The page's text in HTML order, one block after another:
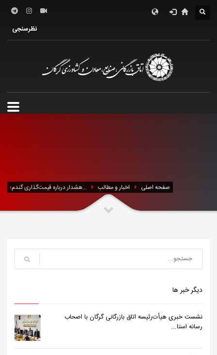
درباره اتاق
معرفی استان
نظرسنجی
هشدار درباره قیمت‌گذاری گندم؛... اخبار و مطالب صفحه اصلی
دیگر خبر ها
نشست خبری هیأت‌رئیسه اتاق بازرگانی گرگان با اصحاب
رسانه استا...